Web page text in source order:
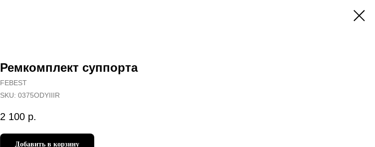
Ремкомплект суппорта
FEBEST
SKU: 0375ODYIIIR
2 100 р.
Добавить в корзину